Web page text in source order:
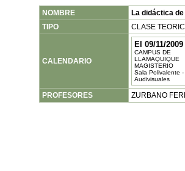
NOMBRE
La didáctica
TIPO
CLASE
CALENDARIO
El 09/11/2009
CAMPUS DE
LLAMAQUIQUE
MAGISTERIO
Sala Polivalente -
Audivisuales
PROFESORES ZURBANO